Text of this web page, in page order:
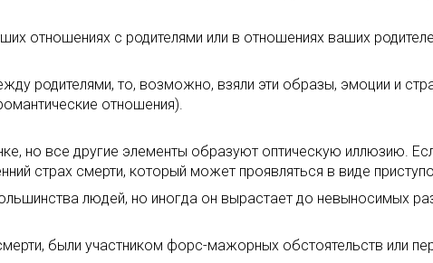
отношениях с родителями или в отношениях ваших
родителями, то, возможно, взяли эти образы, эмоции и
отношения).
но все другие элементы образуют оптическую иллюзию.
страх смерти, который может проявляться в виде
людей, но иногда он вырастает до невыносимых
были участником форс-мажорных обстоятельств или